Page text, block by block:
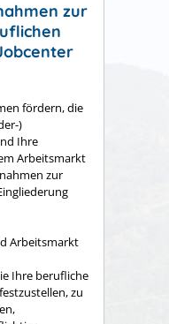
zur
fördern, die
)
Ihre
Arbeitsmarkt
zur
Arbeitsmarkt
Ihre berufliche
zu